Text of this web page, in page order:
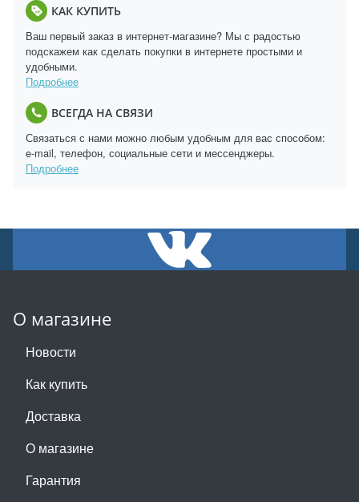
КАК КУПИТЬ
Ваш первый заказ в интернет-магазине? Мы с радостью
подскажем как сделать покупки в интернете простыми и
удобными.
Подробнее
ВСЕГДА НА СВЯЗИ
Связаться с нами можно любым удобным для вас способом:
e-mail, телефон, социальные сети и мессенджеры.
Подробнее
О магазине
Новости
Как купить
Доставка
О магазине
Гарантия